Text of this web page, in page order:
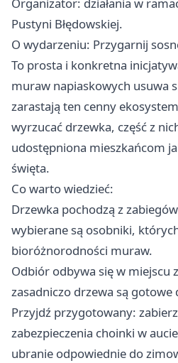
Pustyni Błędowskiej.
O wydarzeniu: Przygarnij
To prosta i konkretna
muraw napiaskowych usuwa
zarastają ten cenny
wyrzucać drzewka, część z
udostępniona mieszkańcom
święta.
Co warto wiedzieć:
Drzewka pochodzą z
wybierane są osobniki,
bioróżnorodności muraw.
Odbiór odbywa się w miejscu
zasadniczo drzewa są gotowe
Przyjdź przygotowany:
zabezpieczenia choinki w
ubranie odpowiednie do